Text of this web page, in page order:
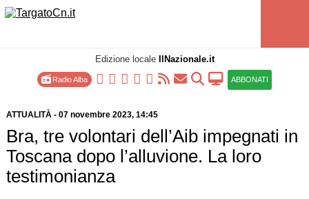
Edizione locale IlNazionale.it
Radio Alba ABBONATI
ATTUALITÀ- 07 novembre 2023, 14:45
Bra, tre volontari dell’Aib impegnati in
Toscana dopo l’alluvione. La loro
testimonianza